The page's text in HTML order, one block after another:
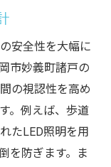
安全性を大幅に
市妙義町諸戸の
の視認性を高め
。例えば、歩道
たLED照明を用
を防ぎます。ま